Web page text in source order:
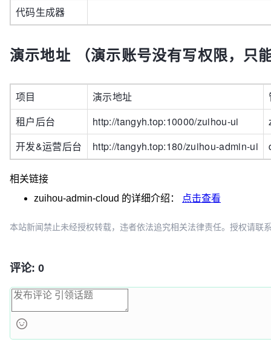
代码生成器
演示地址 （演示账号没有写权限，只
项目 演示地址
租户后台
http://tangyh.top:10000/zuihou-ui
开发&运营后台
http://tangyh.top:180/zuihou-admin-ui
相关链接
zuihou-admin-cloud 的详细介绍： 点击查看
本站新闻禁止未经授权转载，违者依法追究相关法律责任。授权请联
评论: 0